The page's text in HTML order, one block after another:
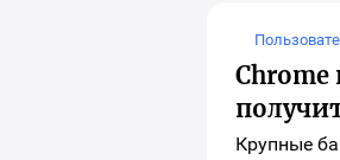
Chrome
Крупные